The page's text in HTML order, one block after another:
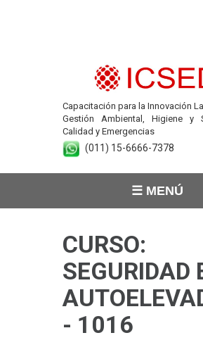
Capacitación para la Innovación
Gestión Ambiental, Higiene y
Calidad y Emergencias
(011) 15-6666-7378
☰ MENÚ
CURSO:
SEGURIDAD
- 1016